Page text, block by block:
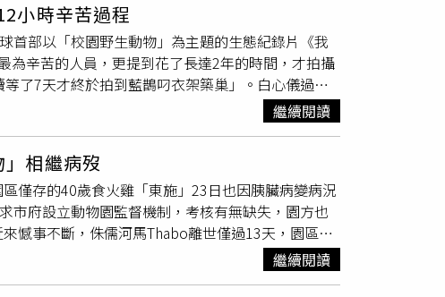
「不速之客」闖入，先是愣了半秒，隨即迎上與小
似激烈，但從動作力道和反應速度來看，並非真正
實只是幼崽間的嬉戲。事件影片在網路上引發討
、「鬣狗：我安分在家，是你自己跑來找事」、
是幼崽，年紀小、力氣有限，當天只是玩耍互動，
年虎的力量太大，真打起來就危險了。」園方介
斤；鬣狗則來自非洲草原品系，雖然成體咬合力驚
小時辛苦過程
首部以「校園野生動物」為主題的生態紀錄片《我
為辛苦的人員，更提到花了長達2年的時間，才拍攝
了7天才終於拍到藍鵲叼衣架築巢」。白心儀過去
確定性，還曾在印度遇到
直衝過來，這次
物不會主動攻擊人，除非去危害到牠，更感性說：
過不少感人畫面，白心儀笑說：「第一次看到穿山
那是我蠻感動的部分。」《我的動物同學》舉辦首
。（圖／趙文彬攝）《我的動物同學》將於5月
當日下午4點播出重播。白心儀說3集歷時2年拍攝
、東湖國中等南北多所學校，長時間駐點守候，雖
繼續閱讀
相繼病歿
僅存的40歲食火雞「東施」23日也因胰臟病變病況
市府設立動物園監督機制，考核有無缺失，園方也
憾事不斷，侏儒河馬Thabo離世僅過13天，園區僅
近1年來動物園已有11隻動物病老死，議員要求市
物棲所，提升動物適應力。動物園今年不僅痛別雙
繼續閱讀